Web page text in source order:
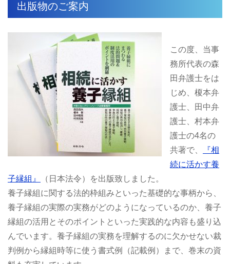
出版物のご案内
この度、当事
務所代表の森
田弁護士をは
じめ、榎本弁
護士、田中弁
護士、村本弁
護士の4名の
共著で、
『相
続に活かす養
子縁組』
（日本法令）を出版致しました。
養子縁組に関する法的枠組みといった基礎的な事柄から、
養子縁組の実際の実務がどのようになっているのか、養子
縁組の活用とそのポイントといった実践的な内容も盛り込
んでいます。養子縁組の実務を理解するのに欠かせない裁
判例から縁組時等に使う書式例（記載例）まで、巻末の資